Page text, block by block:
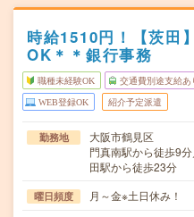
時給1510円！【茨田
OK＊＊銀行事務
職種未経験OK 交通費別途支給あ
WEB登録OK 紹介予定派遣
勤務地
大阪市鶴見区
門真南駅から徒歩9
田駅から徒歩23分
曜日頻度 月～金※土日休み！